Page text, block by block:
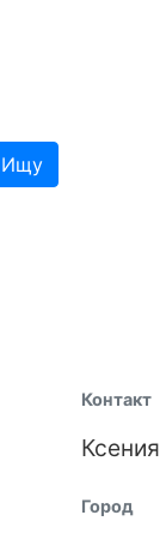
Ищу
Контакт
Ксения
Город